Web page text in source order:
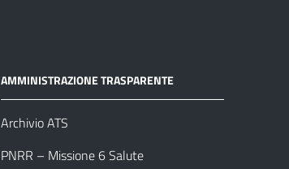
AMMINISTRAZIONE TRASPARENTE
Archivio ATS
PNRR – Missione 6 Salute